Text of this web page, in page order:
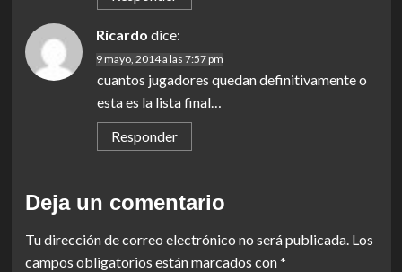
Ricardo dice:
9 mayo, 2014 a las 7:57 pm
cuantos jugadores quedan definitivamente o
esta es la lista final…
Responder
Deja un comentario
Tu dirección de correo electrónico no será publicada. Los
campos obligatorios están marcados con*